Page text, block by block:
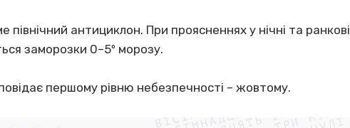
північний антициклон. При проясненнях у нічні та ранкові
заморозки 0–5º морозу.
першому рівню небезпечності – жовтому.
ВІСІМНАДЦЯТЬ ТРИ НУЛІ
ВІСІМНАДЦЯТЬ ТРИ НУЛІ